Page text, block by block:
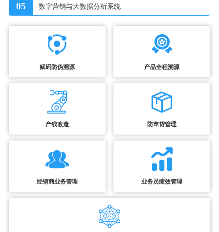
05 数字营销与大数据分析系统
赋码防伪溯源 产品全程溯源
产线改造 防窜货管理
经销商业务管理 业务员绩效管理